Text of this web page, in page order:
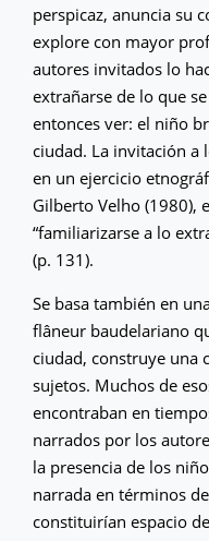
perspicaz, anuncia su
explore con mayor
autores invitados lo
extrañarse de lo que
entonces ver: el niño
ciudad. La invitación a
en un ejercicio
Gilberto Velho (1980),
“familiarizarse a lo
(p. 131).
Se basa también en
flâneur baudelariano
ciudad, construye una
sujetos. Muchos de
encontraban en
narrados por los
la presencia de los
narrada en términos
constituirían espacio